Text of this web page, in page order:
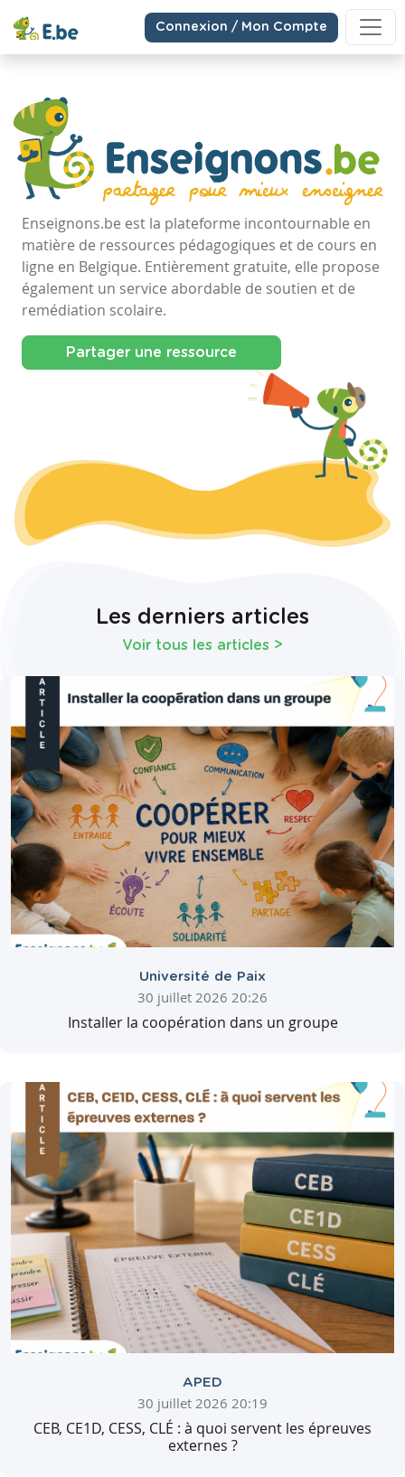
Connexion / Mon Compte
Enseignons.be est la plateforme incontournable en
matière de ressources pédagogiques et de cours en
ligne en Belgique. Entièrement gratuite, elle propose
également un service abordable de soutien et de
remédiation scolaire.
Partager une ressource
Les derniers articles
Voir tous les articles >
Université de Paix
30 juillet 2026 20:26
Installer la coopération dans un groupe
APED
30 juillet 2026 20:19
CEB, CE1D, CESS, CLÉ : à quoi servent les épreuves
externes ?